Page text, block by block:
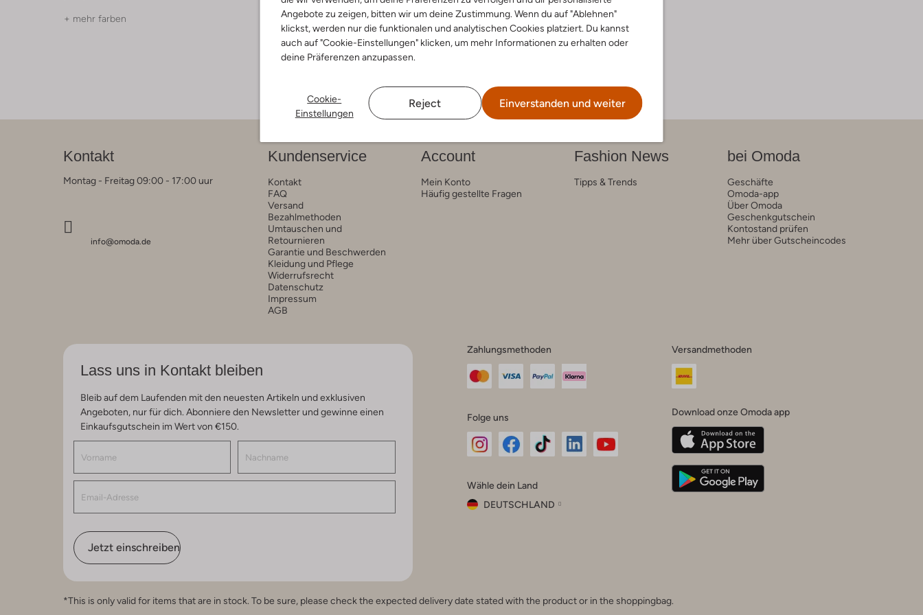
Angebote zu zeigen, bitten wir um deine Zustimmung. Wenn du auf "Ablehnen"
klickst, werden nur die funktionalen und analytischen Cookies platziert. Du kannst
auch auf "Cookie-Einstellungen" klicken, um mehr Informationen zu erhalten oder
deine Präferenzen anzupassen.
Cookie-
Einstellungen
Reject Einverstanden und weiter
+ mehr farben + mehr farben + mehr farben
Kontakt
Montag - Freitag 09:00 - 17:00 uur
info@omoda.de
Kundenservice
Kontakt
FAQ
Versand
Bezahlmethoden
Umtauschen und
Retournieren
Garantie und Beschwerden
Kleidung und Pflege
Widerrufsrecht
Datenschutz
Impressum
AGB
Account
Mein Konto
Häufig gestellte Fragen
Fashion News
Tipps & Trends
bei Omoda
Geschäfte
Omoda-app
Über Omoda
Geschenkgutschein
Kontostand prüfen
Mehr über Gutscheincodes
Lass uns in Kontakt bleiben
Bleib auf dem Laufenden mit den neuesten Artikeln und exklusiven
Angeboten, nur für dich. Abonniere den Newsletter und gewinne einen
Einkaufsgutschein im Wert von €150.
Jetzt einschreiben
Zahlungsmethoden
Folge uns
Instagram
Facebook
TikTok
Wähle dein Land
DEUTSCHLAND
Belgique
Versandmethoden
Download onze Omoda app
*This is only valid for items that are in stock. To be sure, please check the expected delivery date stated with the product or in the shoppingbag.